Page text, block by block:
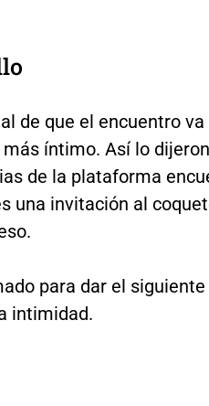
de que el encuentro
íntimo. Así lo
de la plataforma
una invitación al
para dar el
intimidad.